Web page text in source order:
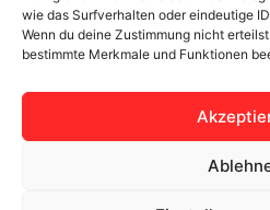
wie das Surfverhalten oder eindeutige
Wenn du deine Zustimmung nicht
bestimmte Merkmale und Funktionen